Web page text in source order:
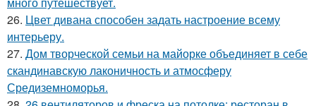
26. Цвет дивана способен задать настроение всему
интерьеру.
27. Дом творческой семьи на майорке объединяет в себе
скандинавскую лаконичность и атмосферу
Средиземноморья.